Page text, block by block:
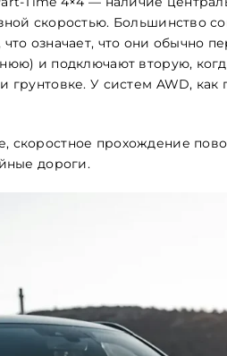
скоростью. Большинство
означает, что они обычно
и подключают вторую,
У систем AWD, как
прохождение
дороги.